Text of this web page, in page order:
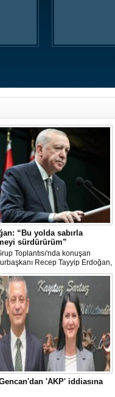
“Bu yolda sabırla
sürdürürüm”
Toplantısı'nda konuşan
Recep Tayyip Erdoğan,
kalsam dâhi 'Bu yol hak
dönmek bilmez yürürüm' der,
sabırla yürümeyi sürdürürüm"
'AKP' iddiasına